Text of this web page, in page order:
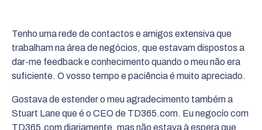
Tenho uma rede de contactos e amigos extensiva que
trabalham na área de negócios, que estavam dispostos a
dar-me feedback e conhecimento quando o meu não era
suficiente. O vosso tempo e paciência é muito apreciado.
Gostava de estender o meu agradecimento também a
Stuart Lane que é o CEO de TD365.com. Eu negocío com
TD365.com diariamente, mas não estava à espera que